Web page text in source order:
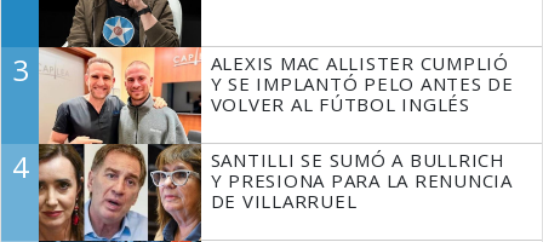
3
ALEXIS MAC ALLISTER CUMPLIÓ
Y SE IMPLANTÓ PELO ANTES DE
VOLVER AL FÚTBOL INGLÉS
4
SANTILLI SE SUMÓ A BULLRICH
Y PRESIONA PARA LA RENUNCIA
DE VILLARRUEL